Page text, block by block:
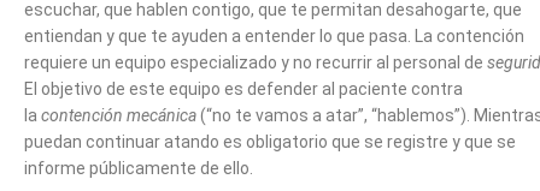
escuchar, que hablen contigo, que te permitan desahogarte, que
entiendan y que te ayuden a entender lo que pasa. La contención
requiere un equipo especializado y no recurrir al personal de
El objetivo de este equipo es defender al paciente contra
la contención mecánica(“no te vamos a atar”, “hablemos”).
puedan continuar atando es obligatorio que se registre y que se
informe públicamente de ello.